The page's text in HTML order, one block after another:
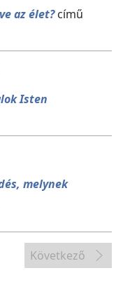
az élet?című
Isten
melynek
Következő